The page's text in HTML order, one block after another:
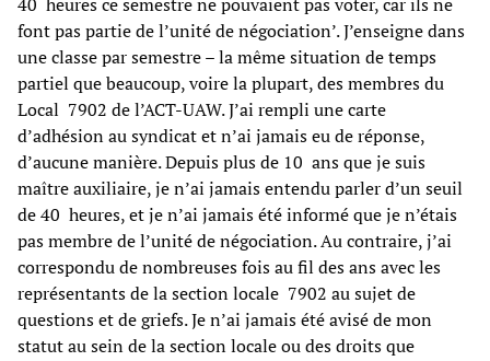
font pas partie de l’unité de négociation’. J’enseigne dans
une classe par semestre – la même situation de temps
partiel que beaucoup, voire la plupart, des membres du
Local 7902 de l’ACT-UAW. J’ai rempli une carte
d’adhésion au syndicat et n’ai jamais eu de réponse,
d’aucune manière. Depuis plus de 10 ans que je suis
maître auxiliaire, je n’ai jamais entendu parler d’un seuil
de 40 heures, et je n’ai jamais été informé que je n’étais
pas membre de l’unité de négociation. Au contraire, j’ai
correspondu de nombreuses fois au fil des ans avec les
représentants de la section locale 7902 au sujet de
questions et de griefs. Je n’ai jamais été avisé de mon
statut au sein de la section locale ou des droits que